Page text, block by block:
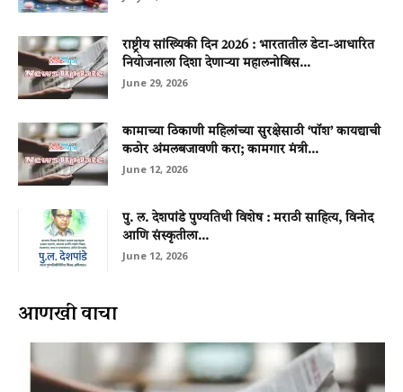
राष्ट्रीय सांख्यिकी दिन 2026 : भारतातील डेटा-आधारित
नियोजनाला दिशा देणाऱ्या महालनोबिस...
June 29, 2026
कामाच्या ठिकाणी महिलांच्या सुरक्षेसाठी ‘पॉश’ कायद्याची
कठोर अंमलबजावणी करा; कामगार मंत्री...
June 12, 2026
पु. ल. देशपांडे पुण्यतिथी विशेष : मराठी साहित्य, विनोद
आणि संस्कृतीला...
June 12, 2026
आणखी वाचा